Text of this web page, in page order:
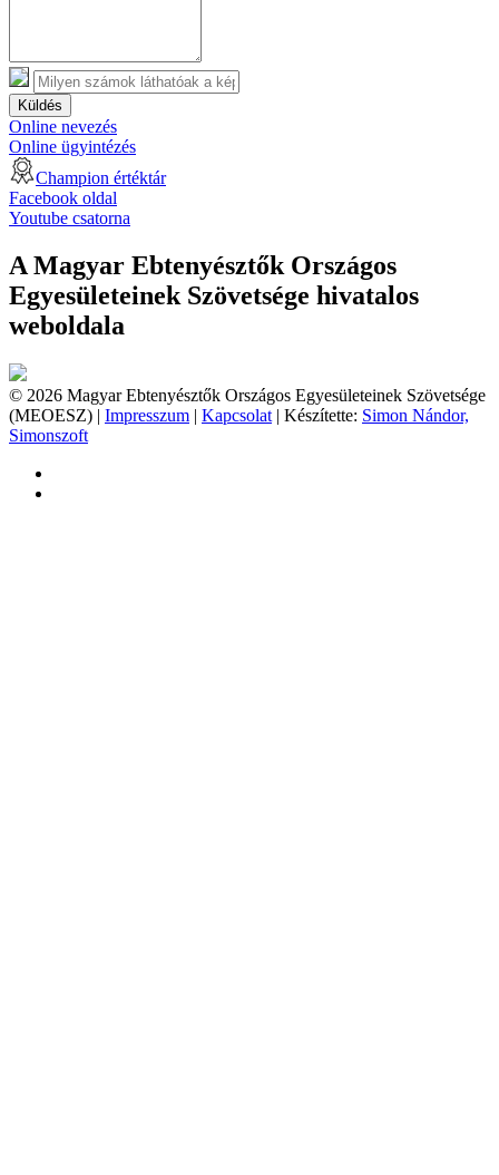
Küldés
Online nevezés
Online ügyintézés
Champion értéktár
Facebook oldal
Youtube csatorna
A Magyar Ebtenyésztők Országos
Egyesületeinek Szövetsége hivatalos
weboldala
© 2026 Magyar Ebtenyésztők Országos Egyesületeinek Szövetsége
(MEOESZ) | Impresszum | Kapcsolat | Készítette: Simon Nándor,
Simonszoft